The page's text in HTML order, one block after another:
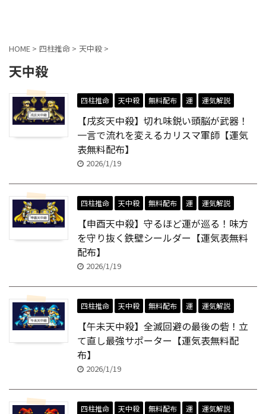
HOME > 四柱推命 > 天中殺 >
天中殺
四柱推命 天中殺 無料配布 運 運気解説
【戌亥天中殺】切れ味鋭い頭脳が武器！
一言で流れを変えるカリスマ軍師【運気
表無料配布】
2026/1/19
四柱推命 天中殺 無料配布 運 運気解説
【申酉天中殺】守るほど運が巡る！味方
を守り抜く鉄壁シールダー【運気表無料
配布】
2026/1/19
四柱推命 天中殺 無料配布 運 運気解説
【午未天中殺】全滅回避の最後の砦！立
て直し最強サポーター【運気表無料配
布】
2026/1/19
四柱推命 天中殺 無料配布 運 運気解説